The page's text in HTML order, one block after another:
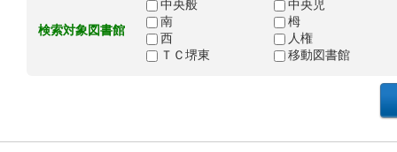
検索対象図書館
中央般
中央児
南
栂
西
人権
ＴＣ堺東
移動図書館